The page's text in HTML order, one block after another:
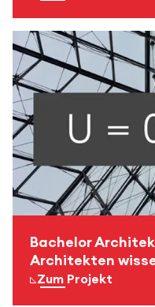
Bachelor
Architekten
Zum Projekt